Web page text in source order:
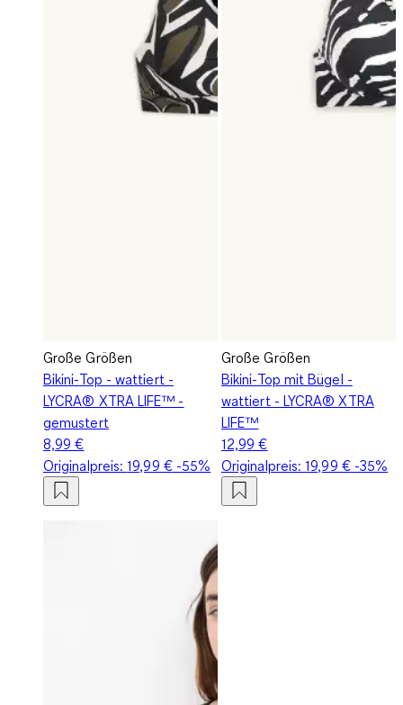
Große Größen
Bikini-Top - wattiert -
LYCRA® XTRA LIFE™ -
gemustert
8,99 €
Originalpreis:19,99 €-55%
Große Größen
Bikini-Top mit Bügel -
wattiert - LYCRA® XTRA
LIFE™
12,99 €
Originalpreis:19,99 €-35%